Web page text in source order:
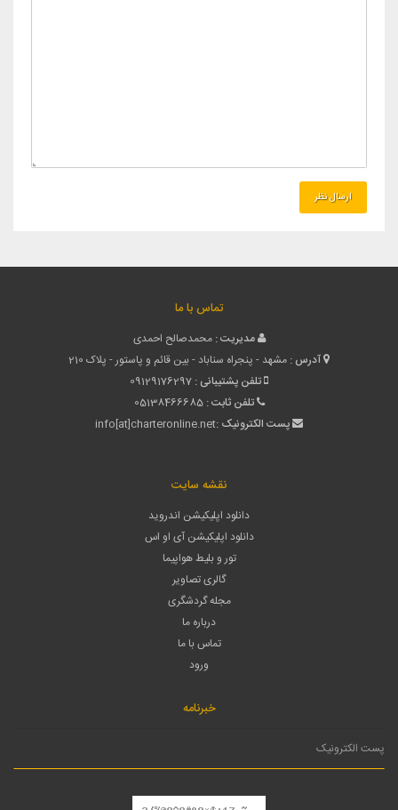
تماس با ما
مدیریت : محمدصالح احمدی
آدرس : مشهد - پنجراه سناباد - بین قائم و پاستور - پلاک 210
تلفن پشتیبانی : 09129176297
تلفن ثابت : 05138466685
پست الکترونیک :info[at]charteronline.net
نقشه سایت
دانلود اپلیکیشن اندروید
دانلود اپلیکیشن آی او اس
تور و بلیط هواپیما
گالری تصاویر
مجله گردشگری
درباره ما
تماس با ما
ورود
خبرنامه